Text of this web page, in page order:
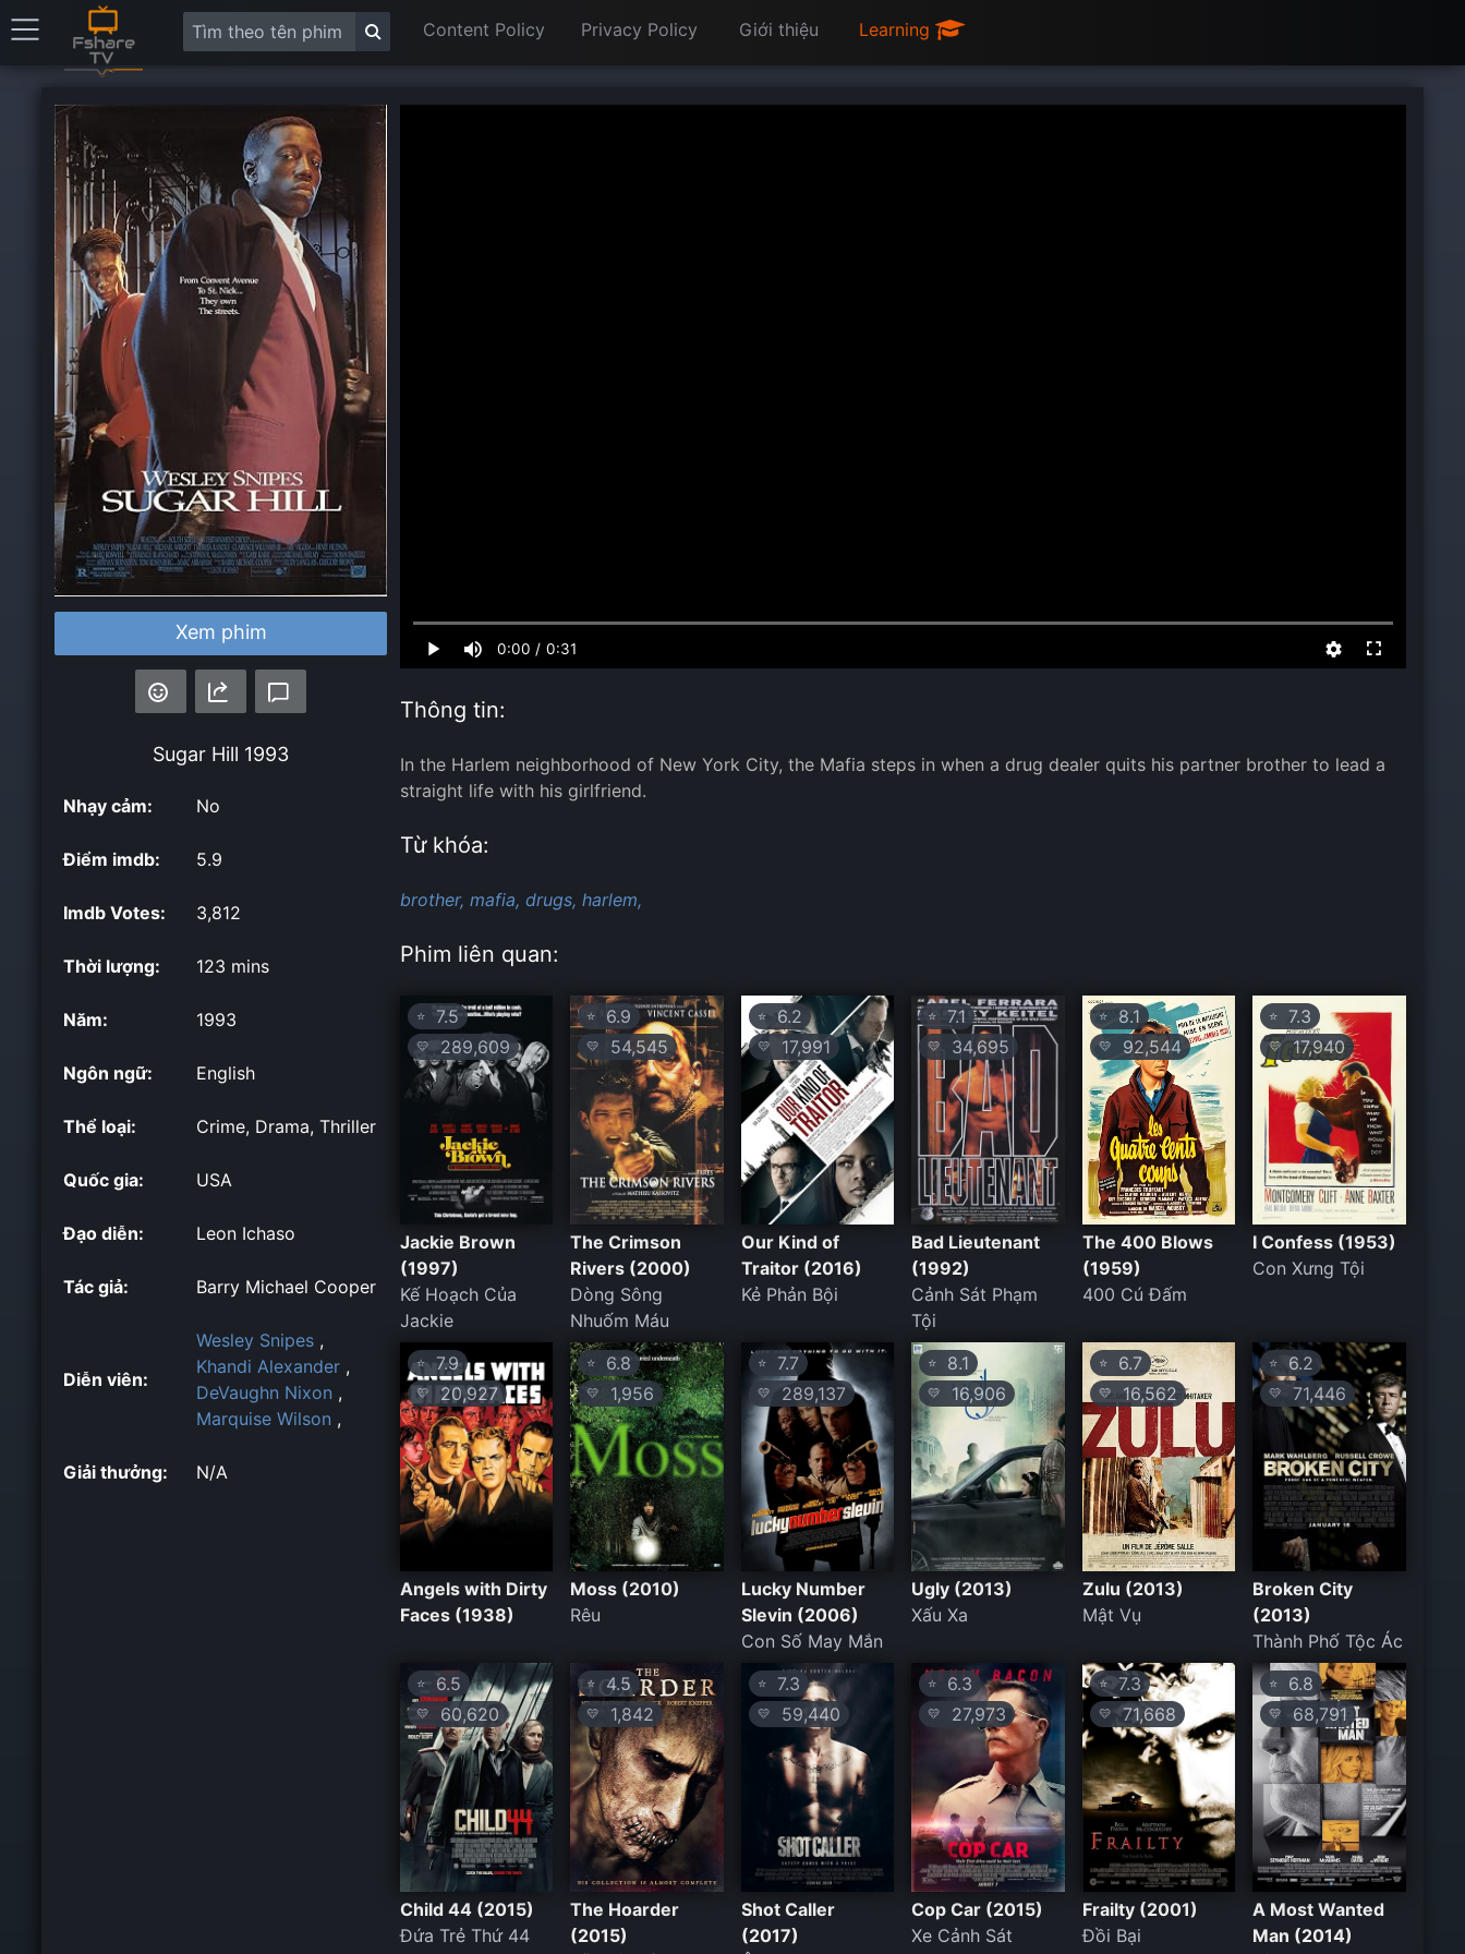
Content Policy Privacy Policy Giới thiệu Learning
Xem phim
Sugar Hill 1993
Nhạy cảm: No
Điểm imdb: 5.9
Imdb Votes: 3,812
Thời lượng: 123 mins
Năm: 1993
Ngôn ngữ: English
Thể loại: Crime, Drama, Thriller
Quốc gia: USA
Đạo diễn: Leon Ichaso
Tác giả: Barry Michael Cooper
Diễn viên:
Wesley Snipes ,
Khandi Alexander ,
DeVaughn Nixon ,
Marquise Wilson ,
Giải thưởng: N/A
0:00 / 0:31
0.00%
Thông tin:
In the Harlem neighborhood of New York City, the Mafia steps in when a drug dealer quits his partner brother to lead a
straight life with his girlfriend.
Từ khóa:
brother, mafia, drugs, harlem,
Phim liên quan:
⭐ 7.5
💛 289,609
Jackie Brown
(1997)
Kế Hoạch Của
Jackie
⭐ 6.9
💛 54,545
The Crimson
Rivers (2000)
Dòng Sông
Nhuốm Máu
⭐6.2
💛 17,991
Our Kind of
Traitor (2016)
Kẻ Phản Bội
⭐ 7.1
💛 34,695
Bad Lieutenant
(1992)
Cảnh Sát Phạm
Tội
⭐8.1
💛 92,544
The 400 Blows
(1959)
400 Cú Đấm
⭐ 7.3
💛 17,940
I Confess (1953)
Con Xưng Tội
⭐7.9
💛 20,927
Angels with Dirty
Faces (1938)
⭐ 6.8
💛 1,956
Moss (2010)
Rêu
⭐7.7
💛 289,137
Lucky Number
Slevin (2006)
Con Số May Mắn
⭐ 8.1
💛 16,906
Ugly (2013)
Xấu Xa
⭐6.7
💛 16,562
Zulu (2013)
Mật Vụ
⭐ 6.2
💛 71,446
Broken City
(2013)
Thành Phố Tộc Ác
⭐ 6.5
💛 60,620
Child 44 (2015)
Đứa Trẻ Thứ 44
⭐ 4.5
💛 1,842
The Hoarder
(2015)
⭐7.3
💛 59,440
Shot Caller
(2017)
⭐ 6.3
💛 27,973
Cop Car (2015)
Xe Cảnh Sát
⭐7.3
💛 71,668
Frailty (2001)
Đồi Bại
⭐ 6.8
💛 68,791
A Most Wanted
Man (2014)